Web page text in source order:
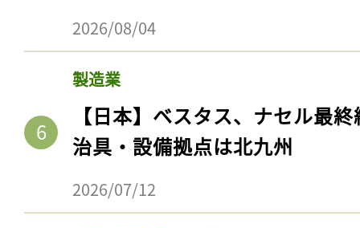
2026/08/04
製造業
【日本】ベスタス、ナセル最
治具・設備拠点は北九州
2026/07/12